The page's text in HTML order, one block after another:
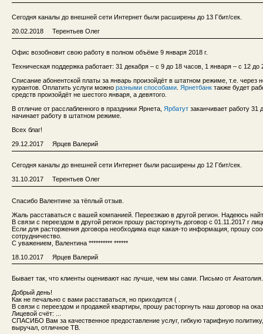
Сегодня каналы до внешней сети Интернет были расширены до 13 Гбит/сек.
20.02.2018 Терентьев Олег
Офис возобновит свою работу в полном объёме 9 января 2018 г.
Техническая поддержка работает: 31 декабря – с 9 до 18 часов, 1 января – с 12
Списание абонентской платы за январь произойдёт в штатном режиме, т.е. через
курантов. Оплатить услуги можно разными способами Ярнетбанк также будет
средств произойдёт не шестого января, а девятого.
В отличие от расслабленного в праздники Ярнета, Ярбатут заканчивает работу
начинает работу в штатном режиме.
Всех благ!
29.12.2017 Ярцев Валерий
Сегодня каналы до внешней сети Интернет были расширены до 12 Гбит/сек.
31.10.2017 Терентьев Олег
Спасибо Валентине за тёплый отзыв.
Жаль расставаться с вашей компанией. Переезжаю в другой регион. Надеюсь
В связи с переездом в другой регион прошу расторгнуть договор с 01.11.2017 г
Если для расторжения договора необходима еще какая-то информация, прошу
сотрудничество.
С уважением, Валентина ********** ******
18.10.2017 Ярцев Валерий
Бывает так, что клиенты оценивают нас лучше, чем мы сами. Письмо от Анатолия.
Добрый день!
Как не печально с вами расставаться, но приходится ( .
В связи с переездом и продажей квартиры, прошу расторгнуть наш договор на
Лицевой счёт: ...
СПАСИБО Вам за качественное предоставление услуг, гибкую тарифную
выручал, отличное ТВ.